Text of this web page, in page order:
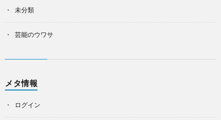
未分類
芸能のウワサ
メタ情報
ログイン